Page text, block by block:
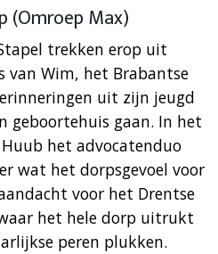
(Omroep Max)
trekken erop uit
van Wim, het Brabantse
uit zijn jeugd
geboortehuis gaan. In het
het advocatenduo
wat het dorpsgevoel voor
voor het Drentse
het hele dorp uitrukt
peren plukken.